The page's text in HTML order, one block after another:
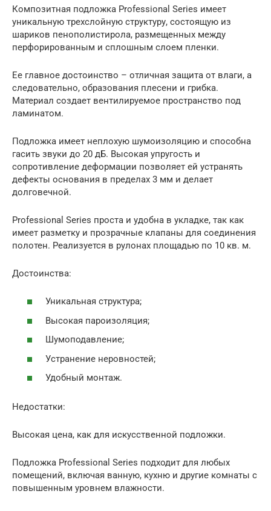
Композитная подложка Professional Series имеет
уникальную трехслойную структуру, состоящую из
шариков пенополистирола, размещенных между
перфорированным и сплошным слоем пленки.
Ее главное достоинство – отличная защита от влаги, а
следовательно, образования плесени и грибка.
Материал создает вентилируемое пространство под
ламинатом.
Подложка имеет неплохую шумоизоляцию и способна
гасить звуки до 20 дБ. Высокая упругость и
сопротивление деформации позволяет ей устранять
дефекты основания в пределах 3 мм и делает
долговечной.
Professional Series проста и удобна в укладке, так как
имеет разметку и прозрачные клапаны для соединения
полотен. Реализуется в рулонах площадью по 10 кв. м.
Достоинства:
Уникальная структура;
Высокая пароизоляция;
Шумоподавление;
Устранение неровностей;
Удобный монтаж.
Недостатки:
Высокая цена, как для искусственной подложки.
Подложка Professional Series подходит для любых
помещений, включая ванную, кухню и другие комнаты с
повышенным уровнем влажности.